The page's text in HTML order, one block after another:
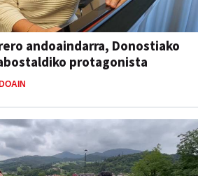
andoaindarra, Donostiako
protagonista